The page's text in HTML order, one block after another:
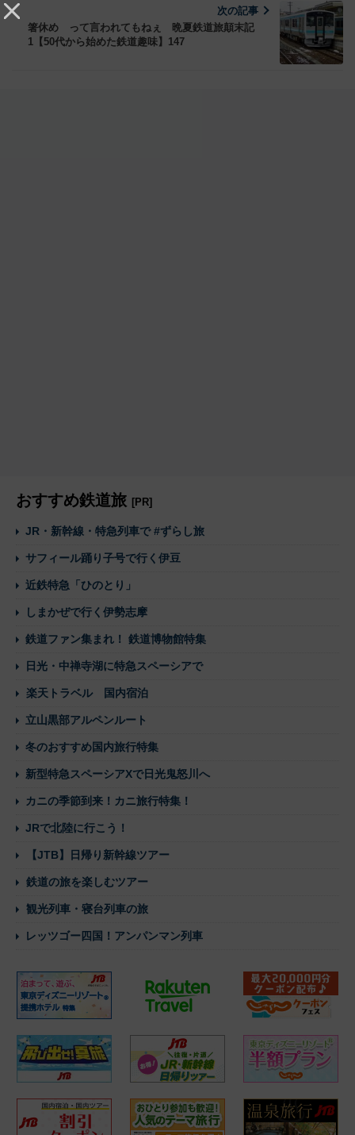
次の記事
箸休め って言われてもねぇ 晩夏鉄道旅顛末記
1【50代から始めた鉄道趣味】147
おすすめ鉄道旅 [PR]
JR・新幹線・特急列車で #ずらし旅
サフィール踊り子号で行く伊豆
近鉄特急「ひのとり」
しまかぜで行く伊勢志摩
鉄道ファン集まれ！ 鉄道博物館特集
日光・中禅寺湖に特急スペーシアで
楽天トラベル 国内宿泊
立山黒部アルペンルート
冬のおすすめ国内旅行特集
新型特急スペーシアXで日光鬼怒川へ
カニの季節到来！カニ旅行特集！
JRで北陸に行こう！
【JTB】日帰り新幹線ツアー
鉄道の旅を楽しむツアー
観光列車・寝台列車の旅
レッツゴー四国！アンパンマン列車